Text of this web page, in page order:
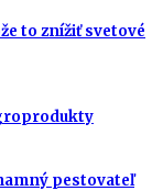
to znížiť svetové
pestovateľ